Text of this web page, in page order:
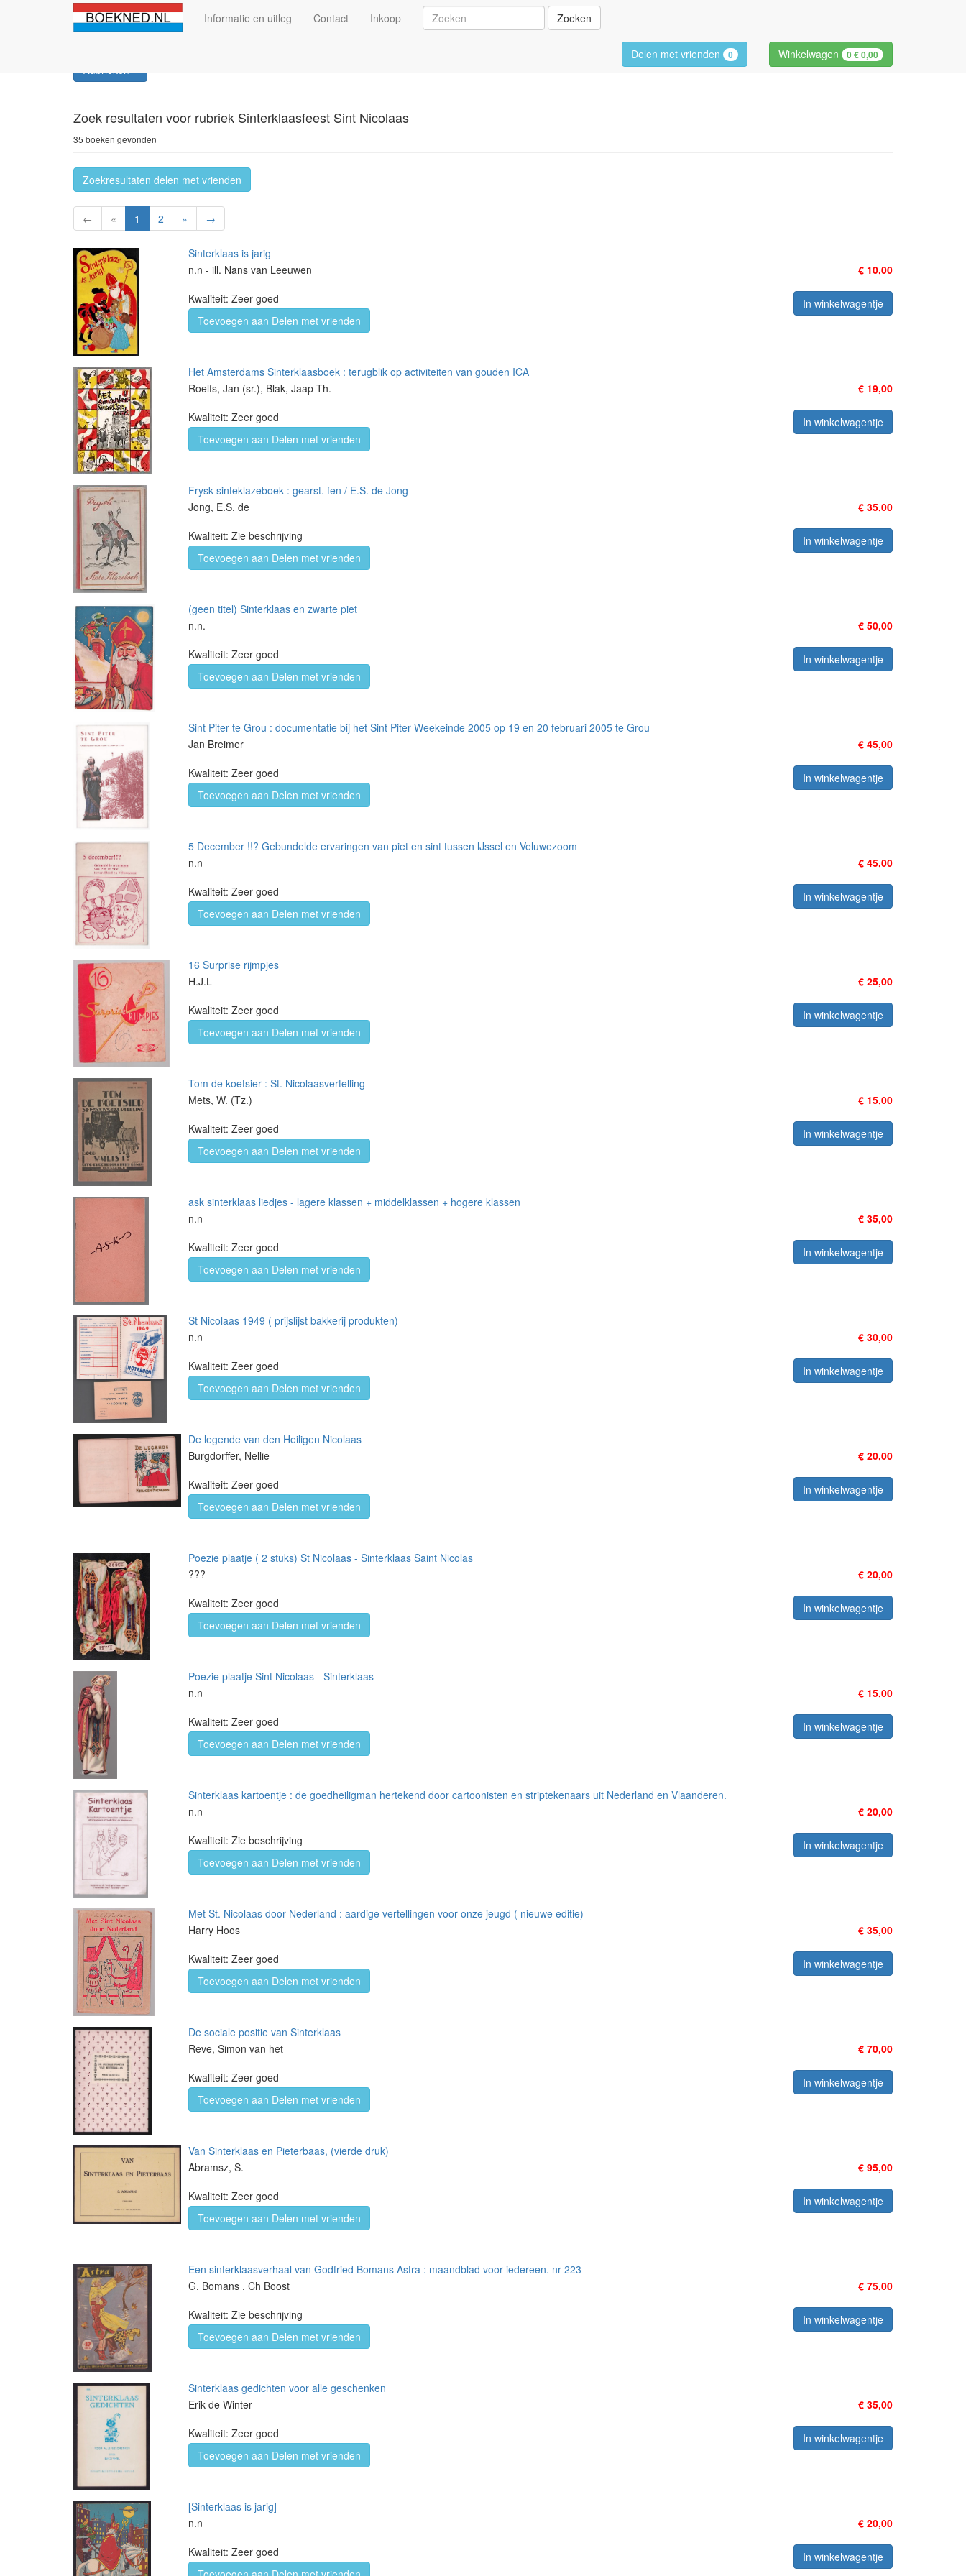
Informatie en uitleg Contact Inkoop Zoeken
Delen met vrienden 0 Winkelwagen 0€ 0,00
Rubrieken
Zoek resultaten voor rubriek Sinterklaasfeest Sint Nicolaas
35 boeken gevonden
Zoekresultaten delen met vrienden
← « 1 2 » →
Sinterklaas is jarig
n.n - ill. Nans van Leeuwen
€ 10,00
Kwaliteit: Zeer goed
In winkelwagentje
Toevoegen aan Delen met vrienden
Het Amsterdams Sinterklaasboek : terugblik op activiteiten van gouden ICA
Roelfs, Jan (sr.), Blak, Jaap Th.
€ 19,00
Kwaliteit: Zeer goed
In winkelwagentje
Toevoegen aan Delen met vrienden
Frysk sinteklazeboek : gearst. fen / E.S. de Jong
Jong, E.S. de
€ 35,00
Kwaliteit: Zie beschrijving
In winkelwagentje
Toevoegen aan Delen met vrienden
(geen titel) Sinterklaas en zwarte piet
n.n.
€ 50,00
Kwaliteit: Zeer goed
In winkelwagentje
Toevoegen aan Delen met vrienden
Sint Piter te Grou : documentatie bij het Sint Piter Weekeinde 2005 op 19 en 20 februari 2005 te Grou
Jan Breimer
€ 45,00
Kwaliteit: Zeer goed
In winkelwagentje
Toevoegen aan Delen met vrienden
5 December !!? Gebundelde ervaringen van piet en sint tussen IJssel en Veluwezoom
n.n
€ 45,00
Kwaliteit: Zeer goed
In winkelwagentje
Toevoegen aan Delen met vrienden
16 Surprise rijmpjes
H.J.L
€ 25,00
Kwaliteit: Zeer goed
In winkelwagentje
Toevoegen aan Delen met vrienden
Tom de koetsier : St. Nicolaasvertelling
Mets, W. (Tz.)
€ 15,00
Kwaliteit: Zeer goed
In winkelwagentje
Toevoegen aan Delen met vrienden
ask sinterklaas liedjes - lagere klassen + middelklassen + hogere klassen
n.n
€ 35,00
Kwaliteit: Zeer goed
In winkelwagentje
Toevoegen aan Delen met vrienden
St Nicolaas 1949 ( prijslijst bakkerij produkten)
n.n
€ 30,00
Kwaliteit: Zeer goed
In winkelwagentje
Toevoegen aan Delen met vrienden
De legende van den Heiligen Nicolaas
Burgdorffer, Nellie
€ 20,00
Kwaliteit: Zeer goed
In winkelwagentje
Toevoegen aan Delen met vrienden
Poezie plaatje ( 2 stuks) St Nicolaas - Sinterklaas Saint Nicolas
???
€ 20,00
Kwaliteit: Zeer goed
In winkelwagentje
Toevoegen aan Delen met vrienden
Poezie plaatje Sint Nicolaas - Sinterklaas
n.n
€ 15,00
Kwaliteit: Zeer goed
In winkelwagentje
Toevoegen aan Delen met vrienden
Sinterklaas kartoentje : de goedheiligman hertekend door cartoonisten en striptekenaars uit Nederland en Vlaanderen.
n.n
€ 20,00
Kwaliteit: Zie beschrijving
In winkelwagentje
Toevoegen aan Delen met vrienden
Met St. Nicolaas door Nederland : aardige vertellingen voor onze jeugd ( nieuwe editie)
Harry Hoos
€ 35,00
Kwaliteit: Zeer goed
In winkelwagentje
Toevoegen aan Delen met vrienden
De sociale positie van Sinterklaas
Reve, Simon van het
€ 70,00
Kwaliteit: Zeer goed
In winkelwagentje
Toevoegen aan Delen met vrienden
Van Sinterklaas en Pieterbaas, (vierde druk)
Abramsz, S.
€ 95,00
Kwaliteit: Zeer goed
In winkelwagentje
Toevoegen aan Delen met vrienden
Een sinterklaasverhaal van Godfried Bomans Astra : maandblad voor iedereen. nr 223
G. Bomans . Ch Boost
€ 75,00
Kwaliteit: Zie beschrijving
In winkelwagentje
Toevoegen aan Delen met vrienden
Sinterklaas gedichten voor alle geschenken
Erik de Winter
€ 35,00
Kwaliteit: Zeer goed
In winkelwagentje
Toevoegen aan Delen met vrienden
[Sinterklaas is jarig]
n.n
€ 20,00
Kwaliteit: Zeer goed
In winkelwagentje